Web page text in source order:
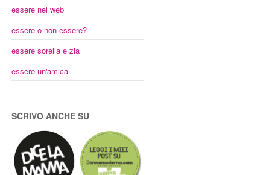
essere nel web
essere o non essere?
essere sorella e zia
essere un'amica
SCRIVO ANCHE SU